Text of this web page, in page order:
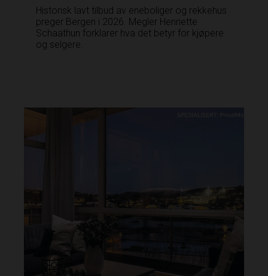
Historisk lavt tilbud av eneboliger og rekkehus
preger Bergen i 2026. Megler Henriette
Schaathun forklarer hva det betyr for kjøpere
og selgere.